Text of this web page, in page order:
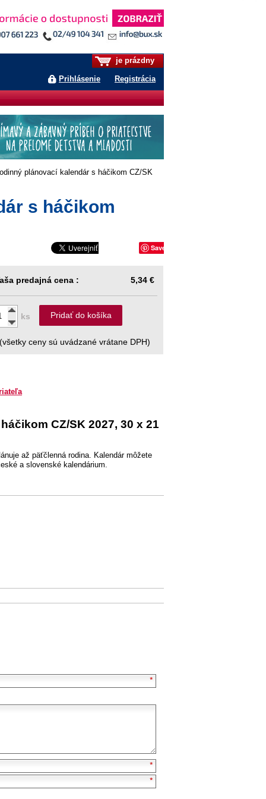
je prázdny
Prihlásenie Registrácia
plánovací kalendár s háčikom CZ/SK
s háčikom
Save
predajná cena : 5,34 €
ks Pridať do košíka
(všetky ceny sú uvádzané vrátane DPH)
CZ/SK 2027, 30 x 21
až päťčlenná rodina. Kalendár môžete
a slovenské kalendárium.